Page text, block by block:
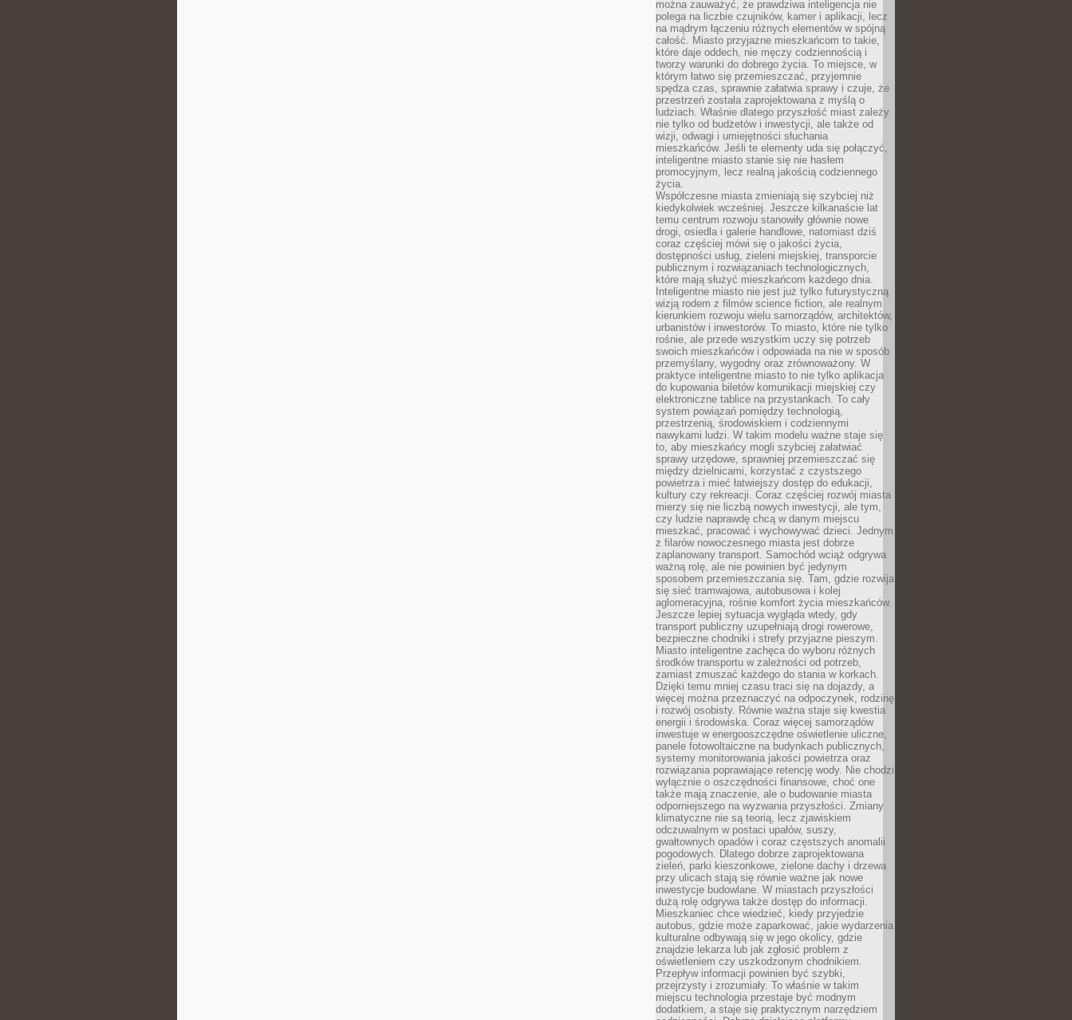
można zauważyć, że prawdziwa inteligencja nie
polega na liczbie czujników, kamer i aplikacji, lecz
na mądrym łączeniu różnych elementów w spójną
całość. Miasto przyjazne mieszkańcom to takie,
które daje oddech, nie męczy codziennością i
tworzy warunki do dobrego życia. To miejsce, w
którym łatwo się przemieszczać, przyjemnie
spędza czas, sprawnie załatwia sprawy i czuje, że
przestrzeń została zaprojektowana z myślą o
ludziach. Właśnie dlatego przyszłość miast zależy
nie tylko od budżetów i inwestycji, ale także od
wizji, odwagi i umiejętności słuchania
mieszkańców. Jeśli te elementy uda się połączyć,
inteligentne miasto stanie się nie hasłem
promocyjnym, lecz realną jakością codziennego
życia.
Współczesne miasta zmieniają się szybciej niż
kiedykolwiek wcześniej. Jeszcze kilkanaście lat
temu centrum rozwoju stanowiły głównie nowe
drogi, osiedla i galerie handlowe, natomiast dziś
coraz częściej mówi się o jakości życia,
dostępności usług, zieleni miejskiej, transporcie
publicznym i rozwiązaniach technologicznych,
które mają służyć mieszkańcom każdego dnia.
Inteligentne miasto nie jest już tylko futurystyczną
wizją rodem z filmów science fiction, ale realnym
kierunkiem rozwoju wielu samorządów, architektów,
urbanistów i inwestorów. To miasto, które nie tylko
rośnie, ale przede wszystkim uczy się potrzeb
swoich mieszkańców i odpowiada na nie w sposób
przemyślany, wygodny oraz zrównoważony. W
praktyce inteligentne miasto to nie tylko aplikacja
do kupowania biletów komunikacji miejskiej czy
elektroniczne tablice na przystankach. To cały
system powiązań pomiędzy technologią,
przestrzenią, środowiskiem i codziennymi
nawykami ludzi. W takim modelu ważne staje się
to, aby mieszkańcy mogli szybciej załatwiać
sprawy urzędowe, sprawniej przemieszczać się
między dzielnicami, korzystać z czystszego
powietrza i mieć łatwiejszy dostęp do edukacji,
kultury czy rekreacji. Coraz częściej rozwój miasta
mierzy się nie liczbą nowych inwestycji, ale tym,
czy ludzie naprawdę chcą w danym miejscu
mieszkać, pracować i wychowywać dzieci. Jednym
z filarów nowoczesnego miasta jest dobrze
zaplanowany transport. Samochód wciąż odgrywa
ważną rolę, ale nie powinien być jedynym
sposobem przemieszczania się. Tam, gdzie rozwija
się sieć tramwajowa, autobusowa i kolej
aglomeracyjna, rośnie komfort życia mieszkańców.
Jeszcze lepiej sytuacja wygląda wtedy, gdy
transport publiczny uzupełniają drogi rowerowe,
bezpieczne chodniki i strefy przyjazne pieszym.
Miasto inteligentne zachęca do wyboru różnych
środków transportu w zależności od potrzeb,
zamiast zmuszać każdego do stania w korkach.
Dzięki temu mniej czasu traci się na dojazdy, a
więcej można przeznaczyć na odpoczynek, rodzinę
i rozwój osobisty. Równie ważna staje się kwestia
energii i środowiska. Coraz więcej samorządów
inwestuje w energooszczędne oświetlenie uliczne,
panele fotowoltaiczne na budynkach publicznych,
systemy monitorowania jakości powietrza oraz
rozwiązania poprawiające retencję wody. Nie chodzi
wyłącznie o oszczędności finansowe, choć one
także mają znaczenie, ale o budowanie miasta
odporniejszego na wyzwania przyszłości. Zmiany
klimatyczne nie są teorią, lecz zjawiskiem
odczuwalnym w postaci upałów, suszy,
gwałtownych opadów i coraz częstszych anomalii
pogodowych. Dlatego dobrze zaprojektowana
zieleń, parki kieszonkowe, zielone dachy i drzewa
przy ulicach stają się równie ważne jak nowe
inwestycje budowlane. W miastach przyszłości
dużą rolę odgrywa także dostęp do informacji.
Mieszkaniec chce wiedzieć, kiedy przyjedzie
autobus, gdzie może zaparkować, jakie wydarzenia
kulturalne odbywają się w jego okolicy, gdzie
znajdzie lekarza lub jak zgłosić problem z
oświetleniem czy uszkodzonym chodnikiem.
Przepływ informacji powinien być szybki,
przejrzysty i zrozumiały. To właśnie w takim
miejscu technologia przestaje być modnym
dodatkiem, a staje się praktycznym narzędziem